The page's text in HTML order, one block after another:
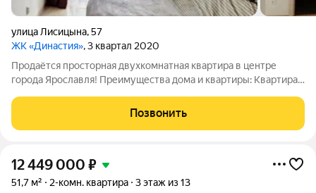
улица Лисицына,57
ЖК «Династия», 3 квартал 2020
Продаётся просторная двухкомнатная квартира в центре
города Ярославля! Преимущества дома и квартиры: Квартира
монолитном доме. Общая площадь квартиры 52,1 кв.м., жилая
30 кв.м., на 10/13
Позвонить
12 449 000 ₽
51,7 м² 2-комн. квартира 3 этаж из 13